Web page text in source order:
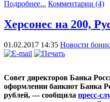
Подробнее... Комментарии (4)
Херсонес на 200,
01.02.2017 14:35 Новости
Совет директоров Банка
оформлении банкнот Банка
рублей, — сообщила пресс-